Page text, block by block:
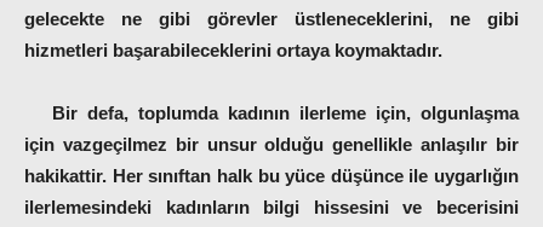
gelecekte ne gibi görevler üstleneceklerini, ne gibi
hizmetleri başarabileceklerini ortaya koymaktadır.
Bir defa, toplumda kadının ilerleme için, olgunlaşma
için vazgeçilmez bir unsur olduğu genellikle anlaşılır bir
hakikattir. Her sınıftan halk bu yüce düşünce ile uygarlığın
ilerlemesindeki kadınların bilgi hissesini ve becerisini